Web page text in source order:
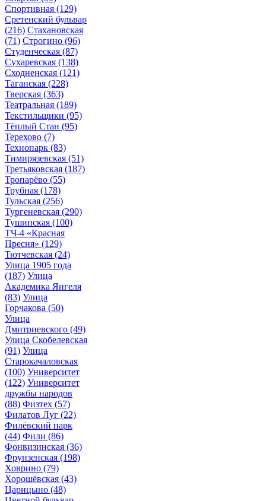
Спортивная (129)
Сретенский бульвар
(216) Стахановская
(71) Строгино (96)
Студенческая (87)
Сухаревская (138)
Сходненская (121)
Таганская (228)
Тверская (363)
Театральная (189)
Текстильщики (95)
Тёплый Стан (95)
Терехово (7)
Технопарк (83)
Тимирязевская (51)
Третьяковская (187)
Тропарёво (55)
Трубная (178)
Тульская (256)
Тургеневская (290)
Тушинская (100)
ТЧ-4 «Красная
Пресня» (129)
Тютчевская (24)
Улица 1905 года
(187) Улица
Академика Янгеля
(83) Улица
Горчакова (50)
Улица
Дмитриевского (49)
Улица Скобелевская
(91) Улица
Старокачаловская
(100) Университет
(122) Университет
дружбы народов
(88) Физтех (57)
Филатов Луг (22)
Филёвский парк
(44) Фили (86)
Фонвизинская (36)
Фрунзенская (198)
Ховрино (79)
Хорошёвская (43)
Царицыно (48)